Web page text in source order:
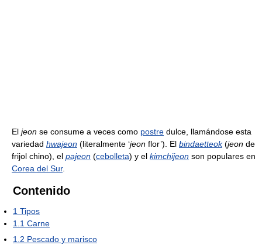
El jeon se consume a veces como postre dulce, llamándose esta
variedad hwajeon (literalmente ‘jeon flor’). El bindaetteok(jeon de
frijol chino), el pajeon (cebolleta) y el kimchijeon son populares en
Corea del Sur.
Contenido
1 Tipos
1.1 Carne
1.2 Pescado y marisco